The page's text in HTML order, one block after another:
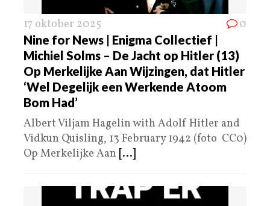
17 oktober 2025 0
Nine for News | Enigma Collectief |
Michiel Solms – De Jacht op Hitler (13)
Op Merkelijke Aan Wijzingen, dat Hitler
‘Wel Degelijk een Werkende Atoom
Bom Had’
Albert Viljam Hagelin with Adolf Hitler and
Vidkun Quisling, 13 February 1942 (foto CC0)
Op Merkelijke Aan [...]